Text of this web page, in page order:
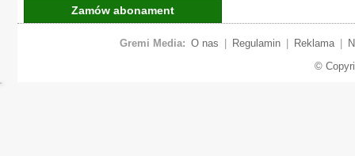
Zamów abonament
Gremi Media: O nas Regulamin Reklama
©